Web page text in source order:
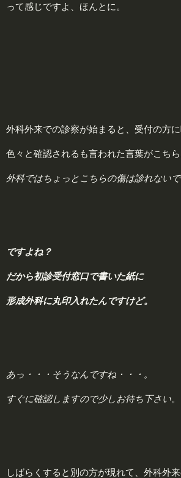
って感じですよ、ほんとに。
外科外来での診察が始まると、受付の方
色々と確認されるも言われた言葉がこちら
外科ではちょっとこちらの傷は診れない
ですよね？
だから初診受付窓口で書いた紙に
形成外科に丸印入れたんですけど。
あっ・・・そうなんですね・・・。
すぐに確認しますので少しお待ち下さい。
しばらくすると別の方が現れて、外科外